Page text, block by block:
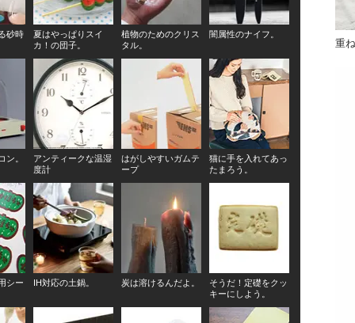
砂時
夏はやっぱりスイ
カ！の団子。
植物のためのクリス
タル。
闇属性のナイフ。
ン。
アンティークな温湿
度計
はがしやすいガムテ
ープ
猫に手を入れてあっ
たまろう。
シー IH対応の土鍋。 炭は溶けるんだよ。
そうだ！定礎をクッ
キーにしよう。
重